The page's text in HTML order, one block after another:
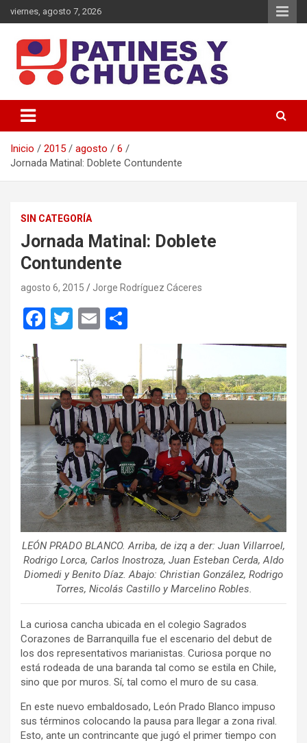
Saltar
al
viernes, agosto 7, 2026
Patines y Chuecas
Inicio 2015 agosto
6
Jornada Matinal: Doblete Contundente
SIN CATEGORÍA
Jornada Matinal: Doblete
Contundente
agosto 6, 2015 Jorge Rodríguez Cáceres
F
b
o
o
k
T
tt
er
E
m
p
ar
tir
LEÓN PRADO BLANCO. Arriba, de izq a der: Juan Villarroel,
Rodrigo Lorca, Carlos Inostroza, Juan Esteban Cerda, Aldo
Diomedi y Benito Díaz. Abajo: Christian González, Rodrigo
Torres, Nicolás Castillo y Marcelino Robles.
La curiosa cancha ubicada en el colegio Sagrados
Corazones de Barranquilla fue el escenario del debut de
los dos representativos marianistas. Curiosa porque no
está rodeada de una baranda tal como se estila en Chile,
sino que por muros. Sí, tal como el muro de su casa.
En este nuevo embaldosado, León Prado Blanco impuso
sus términos colocando la pausa para llegar a zona rival.
Esto, ante un contrincante que jugó el primer tiempo con